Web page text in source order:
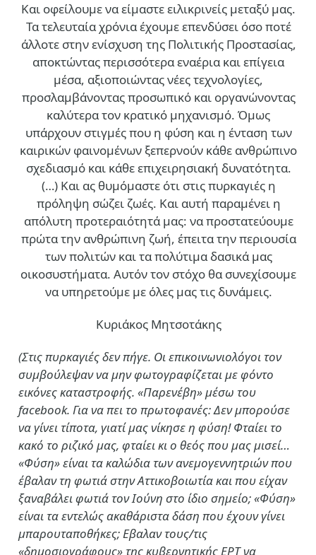
Και οφείλουμε να είμαστε ειλικρινείς μεταξύ μας.
Τα τελευταία χρόνια έχουμε επενδύσει όσο ποτέ
άλλοτε στην ενίσχυση της Πολιτικής Προστασίας,
αποκτώντας περισσότερα εναέρια και επίγεια
μέσα, αξιοποιώντας νέες τεχνολογίες,
προσλαμβάνοντας προσωπικό και οργανώνοντας
καλύτερα τον κρατικό μηχανισμό. Όμως
υπάρχουν στιγμές που η φύση και η ένταση των
καιρικών φαινομένων ξεπερνούν κάθε ανθρώπινο
σχεδιασμό και κάθε επιχειρησιακή δυνατότητα.
(…) Και ας θυμόμαστε ότι στις πυρκαγιές η
πρόληψη σώζει ζωές. Και αυτή παραμένει η
απόλυτη προτεραιότητά μας: να προστατεύουμε
πρώτα την ανθρώπινη ζωή, έπειτα την περιουσία
των πολιτών και τα πολύτιμα δασικά μας
οικοσυστήματα. Αυτόν τον στόχο θα συνεχίσουμε
να υπηρετούμε με όλες μας τις δυνάμεις.
Κυριάκος Μητσοτάκης
(Στις πυρκαγιές δεν πήγε. Οι επικοινωνιολόγοι τον
συμβούλεψαν να μην φωτογραφίζεται με φόντο
εικόνες καταστροφής. «Παρενέβη» μέσω του
facebook. Για να πει το πρωτοφανές: Δεν μπορούσε
να γίνει τίποτα, γιατί μας νίκησε η φύση! Φταίει το
κακό το ριζικό μας, φταίει κι ο θεός που μας μισεί…
«Φύση» είναι τα καλώδια των ανεμογεννητριών που
έβαλαν τη φωτιά στην Αττικοβοιωτία και που είχαν
ξαναβάλει φωτιά τον Ιούνη στο ίδιο σημείο; «Φύση»
είναι τα εντελώς ακαθάριστα δάση που έχουν γίνει
μπαρουταποθήκες; Εβαλαν τους/τις
«δημοσιογράφους» της κυβερνητικής ΕΡΤ να